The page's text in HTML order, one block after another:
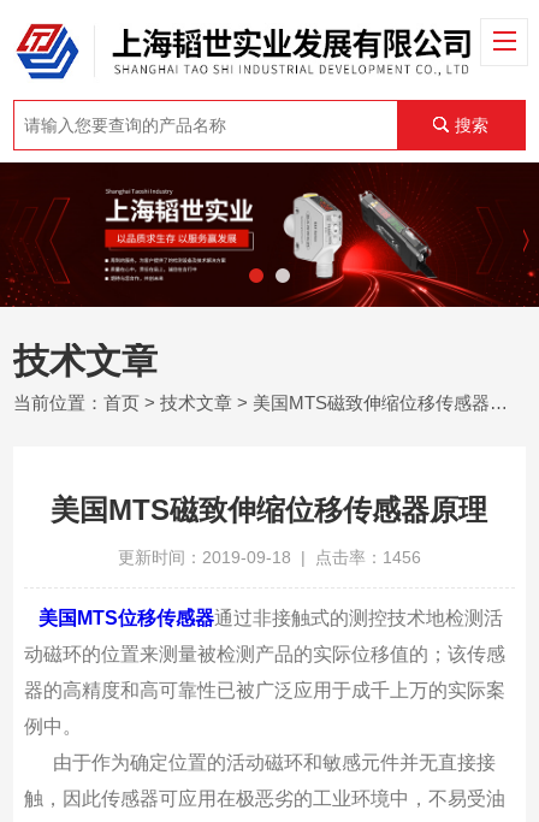
搜索
技术文章
当前位置：首页 >技术文章 > 美国MTS磁致伸缩位移传感器原理
美国MTS磁致伸缩位移传感器原理
更新时间：2019-09-18 | 点击率：1456
美国MTS位移传感器通过非接触式的测控技术地检测活
动磁环的位置来测量被检测产品的实际位移值的；该传感
器的高精度和高可靠性已被广泛应用于成千上万的实际案
例中。
由于作为确定位置的活动磁环和敏感元件并无直接接
触，因此传感器可应用在极恶劣的工业环境中，不易受油